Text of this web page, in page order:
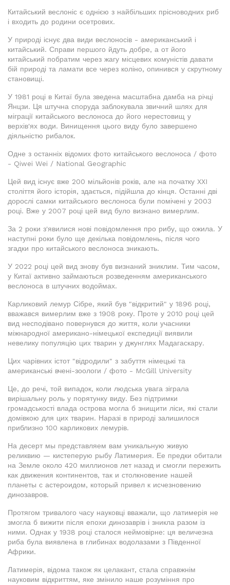
Китайський веслоніс є однією з найбільших прісноводних риб
і входить до родини осетрових.
У природі існує два види веслоносів - американський і
китайський. Справи першого йдуть добре, а от його
китайський побратим через жагу місцевих комуністів давати
бій природі та ламати все через коліно, опинився у скрутному
становищі.
У 1981 році в Китаї була зведена масштабна дамба на річці
Янцзи. Ця штучна споруда заблокувала звичний шлях для
міграції китайського веслоноса до його нерестовищ у
верхів'ях води. Винищення цього виду було завершено
діяльністю рибалок.
Одне з останніх відомих фото китайського веслоноса / фото
- Qiwei Wei / National Geographic
Цей вид існує вже 200 мільйонів років, але на початку XXI
століття його історія, здається, підійшла до кінця. Останні дві
дорослі самки китайського веслоноса були помічені у 2003
році. Вже у 2007 році цей вид було визнано вимерлим.
За 2 роки з'явилися нові повідомлення про рибу, що ожила. У
наступні роки було ще декілька повідомлень, після чого
згадки про китайського веслоноса зникають.
У 2022 році цей вид знову був визнаний зниклим. Тим часом,
у Китаї активно займаються розведенням американського
веслоноса в штучних водоймах.
Карликовий лемур Сібре, який був "відкритий" у 1896 році,
вважався вимерлим вже з 1908 року. Проте у 2010 році цей
вид несподівано повернувся до життя, коли учасники
міжнародної американо-німецької експедиції виявили
невелику популяцію цих тварин у джунглях Мадагаскару.
Цих чарівних істот "відродили" з забуття німецькі та
американські вчені-зоологи / фото - McGill University
Це, до речі, той випадок, коли людська увага зіграла
вирішальну роль у порятунку виду. Без підтримки
громадськості влада острова могла б знищити ліси, які стали
домівкою для цих тварин. Наразі в природі залишилося
приблизно 100 карликових лемурів.
На десерт мы представляем вам уникальную живую
реликвию — кистеперую рыбу Латимерия. Ее предки обитали
на Земле около 420 миллионов лет назад и смогли пережить
как движения континентов, так и столкновение нашей
планеты с астероидом, который привел к исчезновению
динозавров.
Протягом тривалого часу науковці вважали, що латимерія не
змогла б вижити після епохи динозаврів і зникла разом із
ними. Однак у 1938 році сталося неймовірне: ця величезна
риба була виявлена в глибинах водолазами з Південної
Африки.
Латимерія, відома також як целакант, стала справжнім
науковим відкриттям, яке змінило наше розуміння про